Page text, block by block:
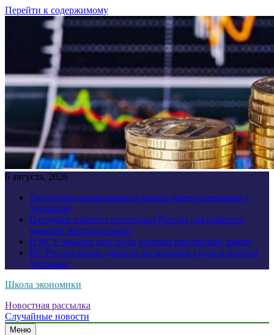
Перейти к содержимому
6 августа, 2026
Лантратова анонсировала новый обмен пленными с
Украиной
Патрушев отметил потенциал России для развития
морских беспилотников
В ВСУ начался хаос из-за успехов российской армии
ВС России вновь ударили по морским судам и портам
Украины
Школа экономики
Новостная рассылка
Случайные новости
Меню